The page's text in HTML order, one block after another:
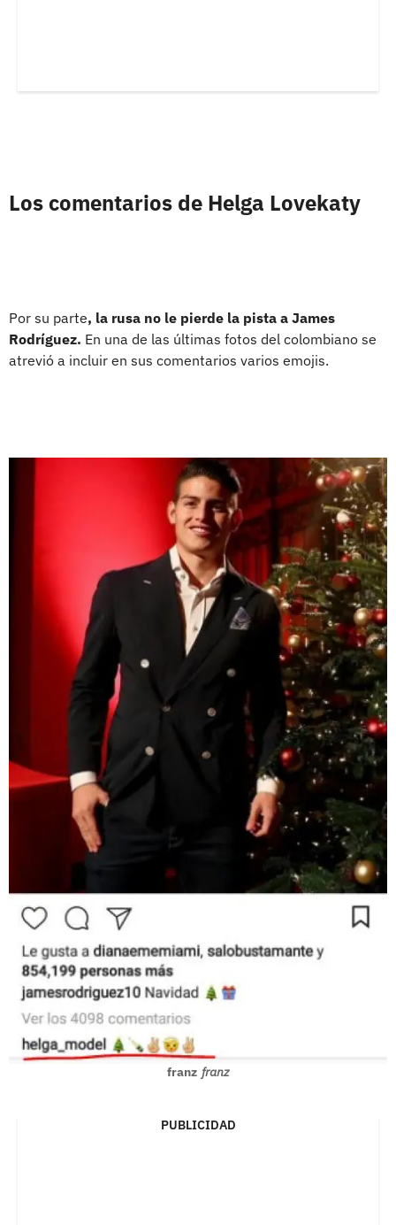
Los comentarios de Helga Lovekaty
Por su parte, la rusa no le pierde la pista a James
Rodríguez. En una de las últimas fotos del colombiano se
atrevió a incluir en sus comentarios varios emojis.
franz franz
PUBLICIDAD